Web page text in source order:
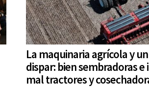
La maquinaria agrícola y
dispar: bien sembradoras
mal tractores y